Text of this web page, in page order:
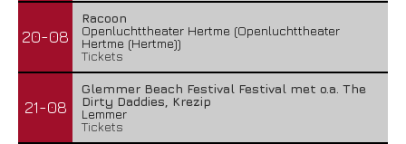
20-08
Racoon
Openluchttheater Hertme (Openluchttheater
Hertme (Hertme))
Tickets
21-08
Glemmer Beach Festival Festival met o.a. The
Dirty Daddies, Krezip
Lemmer
Tickets